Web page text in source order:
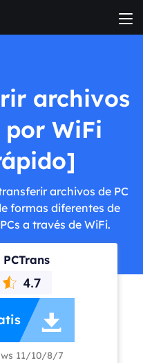
archivos
por WiFi
archivos de PC
formas diferentes de
a través de WiFi.
PCTrans

11/10/8/7